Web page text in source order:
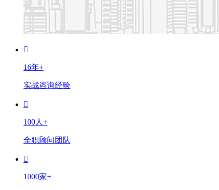
16年+
实战咨询经验
100人+
全职顾问团队
1000家+